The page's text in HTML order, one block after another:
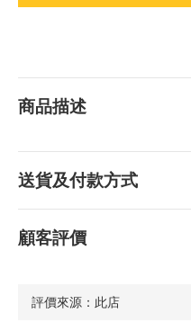
商品描述
送貨及付款方式
顧客評價